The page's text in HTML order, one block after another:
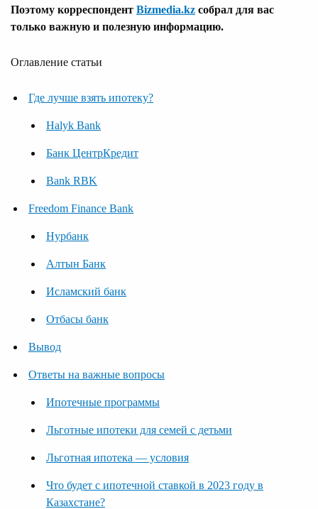
Поэтому корреспондент Bizmedia.kz собрал для вас
только важную и полезную информацию.
Оглавление статьи
Где лучше взять ипотеку?
Halyk Bank
Банк ЦентрКредит
Bank RBK
Freedom Finance Bank
Нурбанк
Алтын Банк
Исламский банк
Отбасы банк
Вывод
Ответы на важные вопросы
Ипотечные программы
Льготные ипотеки для семей с детьми
Льготная ипотека — условия
Что будет с ипотечной ставкой в 2023 году в
Казахстане?